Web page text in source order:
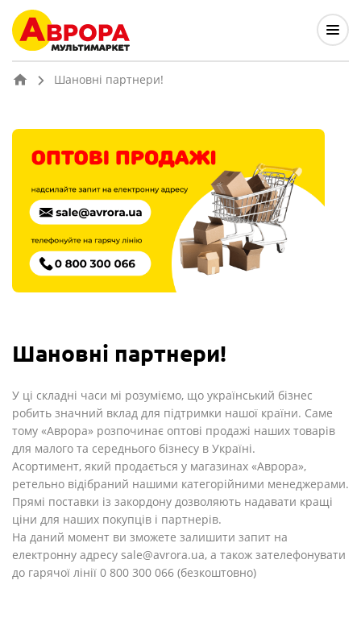
Шановні партнери!
Шановні партнери!
У ці складні часи мі розуміємо, що український бізнес
робить значний вклад для підтримки нашої країни. Саме
тому «Аврора» розпочинає оптові продажі наших товарів
для малого та середнього бізнесу в Україні.
Асортимент, який продається у магазинах «Аврора»,
ретельно відібраний нашими категорійними менеджерами.
Прямі поставки із закордону дозволяють надавати кращі
ціни для наших покупців і партнерів.
На даний момент ви зможете залишити запит на
електронну адресу sale@avrora.ua, а також зателефонувати
до гарячої лінії 0 800 300 066 (безкоштовно)